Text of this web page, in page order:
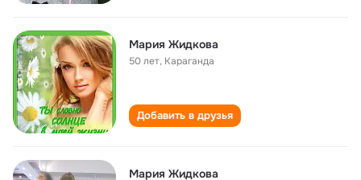
Мария Жидкова
50 лет, Караганда
Добавить в друзья
Мария Жидкова